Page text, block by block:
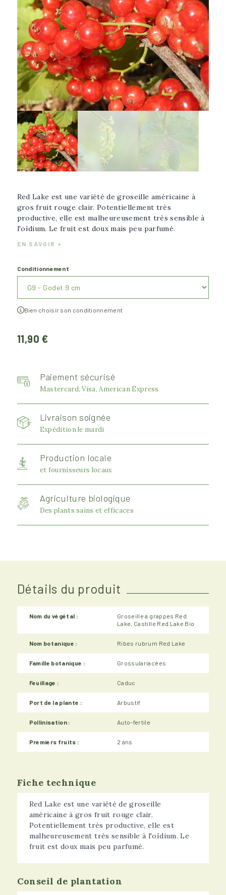
Afficher l'image plus grande
Red Lake est une variété de groseille américaine à
gros fruit rouge clair. Potentiellement très
productive, elle est malheureusement très sensible à
l'oïdium. Le fruit est doux mais peu parfumé.
EN SAVOIR +
Conditionnement
Bien choisir son conditionnement
11,90 €
Paiement sécurisé
Mastercard, Visa, American Express
Livraison soignée
Expédition le mardi
Production locale
et fournisseurs locaux
Agriculture biologique
Des plants sains et efficaces
Détails du produit
Nom du végétal :
Groseille à grappes Red
Lake, Castille Red Lake Bio
Nom botanique : Ribes rubrum Red Lake
Famille botanique : Grossulariacées
Feuillage : Caduc
Port de la plante : Arbustif
Pollinisation : Auto-fertile
Premiers fruits : 2 ans
Fiche technique
Red Lake est une variété de groseille
américaine à gros fruit rouge clair.
Potentiellement très productive, elle est
malheureusement très sensible à l'oïdium. Le
fruit est doux mais peu parfumé.
Conseil de plantation